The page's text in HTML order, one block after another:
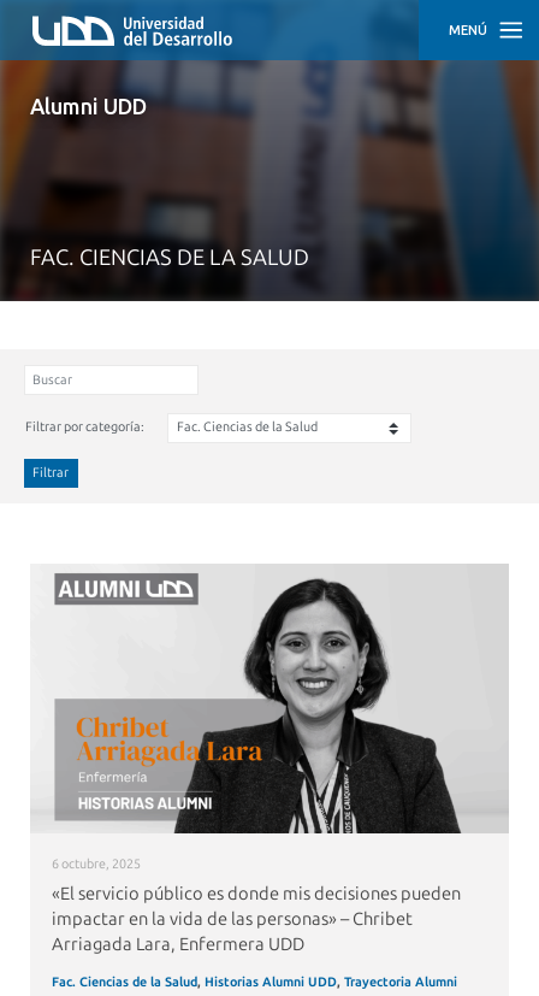
Alumni UDD
FAC. CIENCIAS DE LA SALUD
MENÚ
CÓMO
DESARROLLO
EMPRENDEDOR
Filtrar por categoría:
Filtrar
6 octubre, 2025
«El servicio público es donde mis decisiones pueden
impactar en la vida de las personas» – Chribet
Arriagada Lara, Enfermera UDD
Fac. Ciencias de la Salud, Historias Alumni UDD, Trayectoria Alumni